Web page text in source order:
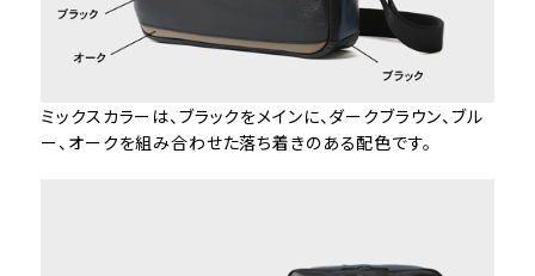
ミックスカラーは、ブラックをメインに、ダークブラウン、ブル
ー、オークを組み合わせた落ち着きのある配色です。